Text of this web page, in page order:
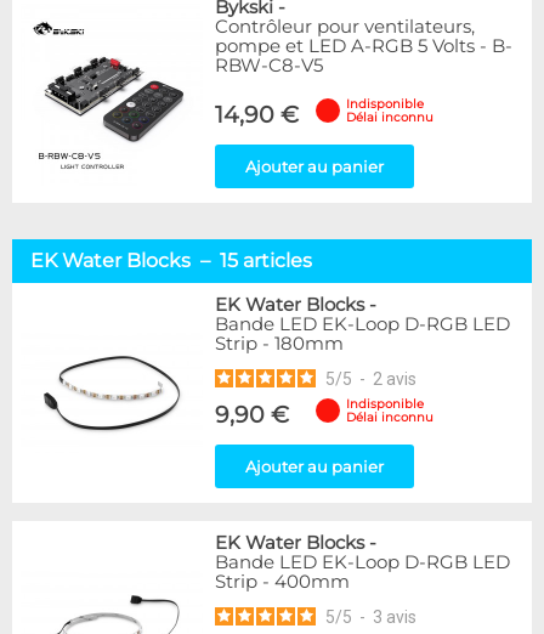
Bykski -
Contrôleur pour ventilateurs,
pompe et LED A-RGB 5 Volts - B-
RBW-C8-V5
14,90 €
Indisponible
Délai inconnu
Ajouter au panier
EK Water Blocks – 15 articles
EK Water Blocks-
Bande LED EK-Loop D-RGB LED
Strip - 180mm
5/5 - 2 avis
9,90 €
Indisponible
Délai inconnu
Ajouter au panier
EK Water Blocks-
Bande LED EK-Loop D-RGB LED
Strip - 400mm
5/5 - 3 avis